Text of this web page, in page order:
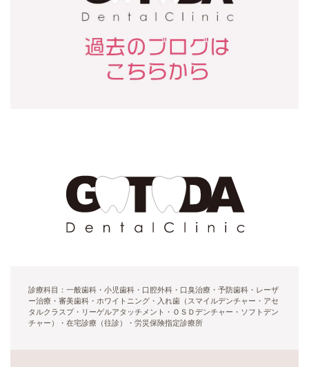
診療科目：一般歯科・小児歯科・口腔外科・口臭治療・予防歯科・レーザ
ー治療・審美歯科・ホワイトニング・入れ歯（スマイルデンチャー・アセ
タルクラスプ・リーゲルアタッチメント・ＯＳＤデンチャー・ソフトデン
チャー）・在宅診療（往診）・労災保険指定診療所